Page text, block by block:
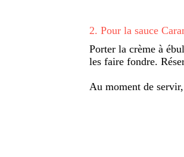
2. Pour la sauce
Porter la crème à
les faire fondre.
Au moment de